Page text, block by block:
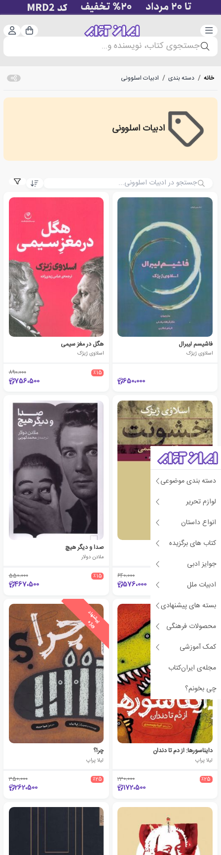
دسته‌بندی سبد
جستجوی کتاب، نویسنده و...
دسته بندی موضوعی
لوازم تحریر
انواع داستان
کتاب های برگزیده
جوایز ادبی
ادبیات ملل
بسته های پیشنهادی
محصولات فرهنگی
کمک آموزشی
مجله‌ی ایران‌کتاب
چی بخونم؟
خانه / دسته بندی / ادبیات اسلوونی
ادبیات اسلوونی
Slovenian literature
فاشیسم لیبرال
اسلاوی ژیژک
650،000
هگل در مغز سیمی
اسلاوی ژیژک
٪15 890،000
756،500
خشونت
640،000
576،000
صدا و دیگر هیچ
ملادن دولار
٪15 550،000
467،500
پ
ه
دایناسورها: از دم تا دندان
لیلا پراپ
٪25 230،000
172،500
پ
ی
ش
ن
ه
ا
د
و
ی
ژ
ه
چرا؟
لیلا پراپ
٪25 350،000
262،500